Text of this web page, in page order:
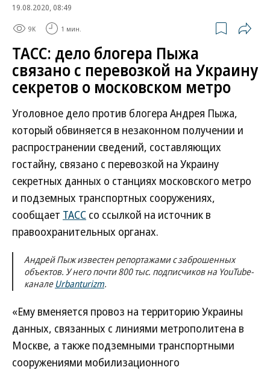
19.08.2020, 08:49
9K 1 мин.
ТАСС: дело блогера Пыжа
связано с перевозкой на Украину
секретов о московском метро
Уголовное дело против блогера Андрея Пыжа,
который обвиняется в незаконном получении и
распространении сведений, составляющих
гостайну, связано с перевозкой на Украину
секретных данных о станциях московского метро
и подземных транспортных сооружениях,
сообщает ТАСС со ссылкой на источник в
правоохранительных органах.
Андрей Пыж известен репортажами с заброшенных
объектов. У него почти 800 тыс. подписчиков на YouTube-
канале Urbanturizm.
«Ему вменяется провоз на территорию Украины
данных, связанных с линиями метрополитена в
Москве, а также подземными транспортными
сооружениями мобилизационного